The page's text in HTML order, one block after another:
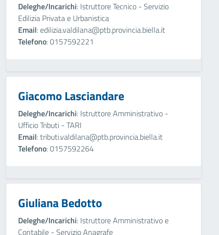
Deleghe/Incarichi: Istruttore Tecnico - Servizio
Edilizia Privata e Urbanistica
Email: edilizia.valdilana@ptb.provincia.biella.it
Telefono: 0157592221
Giacomo Lasciandare
Deleghe/Incarichi: Istruttore Amministrativo -
Ufficio Tributi - TARI
Email: tributi.valdilana@ptb.provincia.biella.it
Telefono: 0157592264
Giuliana Bedotto
Deleghe/Incarichi: Istruttore Amministrativo e
Contabile - Servizio Anagrafe